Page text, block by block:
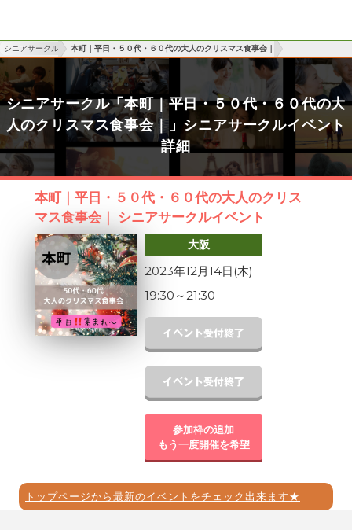
シニアサークル 本町｜平日・５０代・６０代の大人のクリスマス食事会｜
シニアサークル「本町｜平日・５０代・６０代の大
人のクリスマス食事会｜」シニアサークルイベント
詳細
本町｜平日・５０代・６０代の大人のクリス
マス食事会｜ シニアサークルイベント
大阪
2023年12月14日(木)
19:30 ～21:30
参加枠の追加
もう一度開催を希望
トップページから最新のイベントをチェック出来ます★